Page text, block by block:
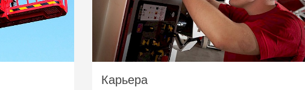
Карьера